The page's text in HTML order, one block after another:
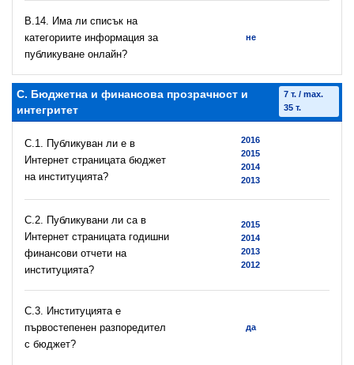
В.14. Има ли списък на
категориите информация за
публикуване онлайн?
не
C. Бюджетна и финансова прозрачност и
интегритет
7 т. / max.
35 т.
C.1. Публикуван ли е в
Интернет страницата бюджет
на институцията?
2016
2015
2014
2013
C.2. Публикувани ли са в
Интернет страницата годишни
финансови отчети на
институцията?
2015
2014
2013
2012
C.3. Институцията е
първостепенен разпоредител
с бюджет?
да